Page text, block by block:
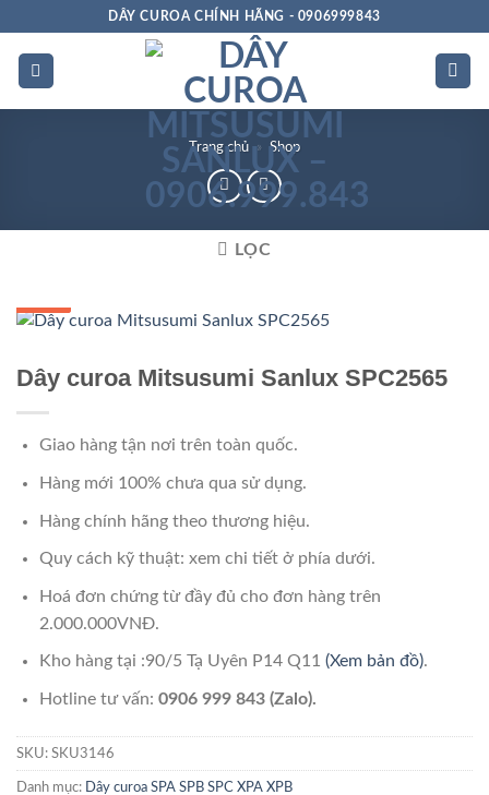
dung
DÂY CUROA CHÍNH HÃNG - 0906999843
Trang chủ » Shop
LỌC
Dây curoa Mitsusumi Sanlux SPC2565
Giao hàng tận nơi trên toàn quốc.
Hàng mới 100% chưa qua sử dụng.
Hàng chính hãng theo thương hiệu.
Quy cách kỹ thuật: xem chi tiết ở phía dưới.
Hoá đơn chứng từ đầy đủ cho đơn hàng trên
2.000.000VNĐ.
Kho hàng tại :90/5 Tạ Uyên P14 Q11 (Xem bản đồ).
Hotline tư vấn: 0906 999 843 (Zalo).
SKU: SKU3146
Danh mục: Dây curoa SPA SPB SPC XPA XPB